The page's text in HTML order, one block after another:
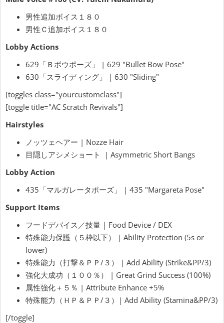
男性追加ボイス１８０
男性Ｃ追加ボイス１８０
Lobby Actions
629「Ｂボウポーズ」 | 629 "Bullet Bow Pose"
630「スライディング」 | 630 "Sliding"
[toggles class="yourcustomclass"]
[toggle title="AC Scratch Revivals"]
Hairstyles
ノッツェヘアー | Nozze Hair
目隠しアシメショート | Asymmetric Short Bangs
Lobby Action
435「マルガレータポーズ」 | 435 "Margareta Pose"
Support Items
フードデバイス／技量 | Food Device / DEX
特殊能力保護（５枠以下） | Ability Protection (5s or
lower)
特殊能力（打撃＆ＰＰ/３） | Add Ability (Strike&PP/3)
強化大成功（１００％） | Great Grind Success (100%)
属性強化＋５％ | Attribute Enhance +5%
特殊能力（ＨＰ＆ＰＰ/３）| Add Ability (Stamina&PP/3)
[/toggle]